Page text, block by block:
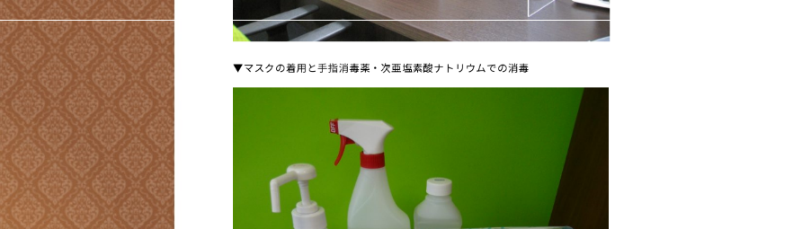
▼マスクの着用と手指消毒薬・次亜塩素酸ナトリウムでの消毒